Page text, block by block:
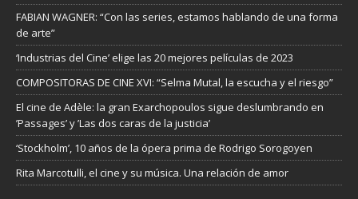
FABIAN WAGNER: “Con las series, estamos hablando de una forma
de arte”
‘Industrias del Cine’ elige las 20 mejores películas de 2023
COMPOSITORAS DE CINE XVI: “Selma Mutal, la escucha y el riesgo”
El cine de Adèle: la gran Exarchopoulos sigue deslumbrando en
’Passages’ y ’Las dos caras de la justicia’
‘Stockholm’, 10 años de la ópera prima de Rodrigo Sorogoyen
Rita Marcotulli, el cine y su música. Una relación de amor